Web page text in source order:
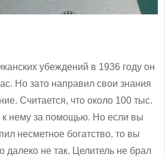
убеждений в 1936 году он
Но зато направил свои знания
Считается, что около 100 тыс.
к нему за помощью. Но если вы
несметное богатство, то вы
далеко не так. Целитель не брал